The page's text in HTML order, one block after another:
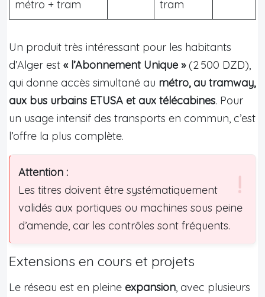
métro + tram tram
Un produit très intéressant pour les habitants
d’Alger est « l’Abonnement Unique »(2 500 DZD),
qui donne accès simultané au métro, au tramway,
aux bus urbains ETUSA et aux télécabines. Pour
un usage intensif des transports en commun, c’est
l’offre la plus complète.
Attention :
Les titres doivent être systématiquement
validés aux portiques ou machines sous peine
d’amende, car les contrôles sont fréquents.
Extensions en cours et projets
Le réseau est en pleine expansion, avec plusieurs